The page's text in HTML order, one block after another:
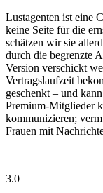
Lustagenten ist eine
keine Seite für die
schätzen wir sie
durch die begrenzte
Version verschickt
Vertragslaufzeit
geschenkt – und
Premium-Mitglieder
kommunizieren;
Frauen mit
3.0